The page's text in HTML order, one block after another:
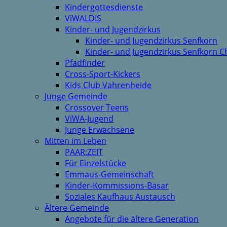
Kindergottesdienste
ViWALDIS
Kinder- und Jugendzirkus
Kinder- und Jugendzirkus Senfkorn
Kinder- und Jugendzirkus Senfkorn
Pfadfinder
Cross-Sport-Kickers
Kids Club Vahrenheide
Junge Gemeinde
Crossover Teens
ViWA-Jugend
Junge Erwachsene
Mitten im Leben
PAAR:ZEIT
Für Einzelstücke
Emmaus-Gemeinschaft
Kinder-Kommissions-Basar
Soziales Kaufhaus Austausch
Ältere Gemeinde
Angebote für die ältere Generation